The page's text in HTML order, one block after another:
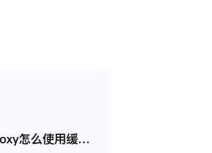
Smartproxy怎么使用缓存代理